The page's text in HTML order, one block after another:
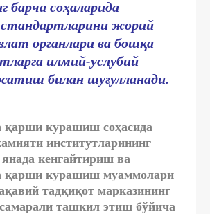
барча соҳаларида
стандартларини жорий
органлари ва бошқа
илмий-услубий
билан шуғулланади.
қарши курашиш соҳасида
институтларининг
кенгайтириш ва
қарши курашиш муаммолари
тадқиқот марказининг
ташкил этиш бўйича